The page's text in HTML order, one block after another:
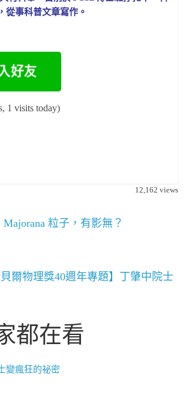
從事科普文章寫作。
1 visits today)
12,162 views
Majorana 粒子，有影無？
貝爾物理獎40週年專題】丁肇中院士
都在看
變瘋狂的祕密